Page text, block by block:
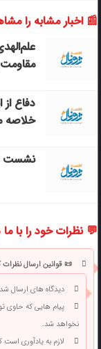
📰 اخبار مشابه را
دفاع
خلاصه
نشست
💬 نظرات خود را با ما
📜 قوانین ارسال نظرات
دیدگاه های ارسال
پیام هایی که حاوی
نخواهد شد.
لازم به یادآوری